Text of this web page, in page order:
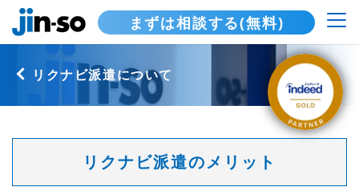
まずは相談する(無料)
リクナビ派遣について
リクナビ派遣のメリット